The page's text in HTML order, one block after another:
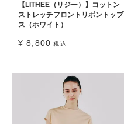
【LITHEE（リジー）】コットン
ストレッチフロントリボントップ
ス（ホワイト）
¥ 8,800 税込